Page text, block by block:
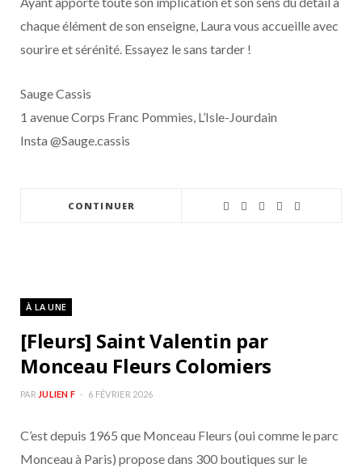
chaque élément de son enseigne, Laura vous accueille avec
sourire et sérénité. Essayez le sans tarder !
Sauge Cassis
1 avenue Corps Franc Pommies, L’Isle-Jourdain
Insta @Sauge.cassis
CONTINUER
À LA UNE
[Fleurs] Saint Valentin par
Monceau Fleurs Colomiers
PAR JULIEN F 6 FÉVRIER 2026
C’est depuis 1965 que Monceau Fleurs (oui comme le parc
Monceau à Paris) propose dans 300 boutiques sur le